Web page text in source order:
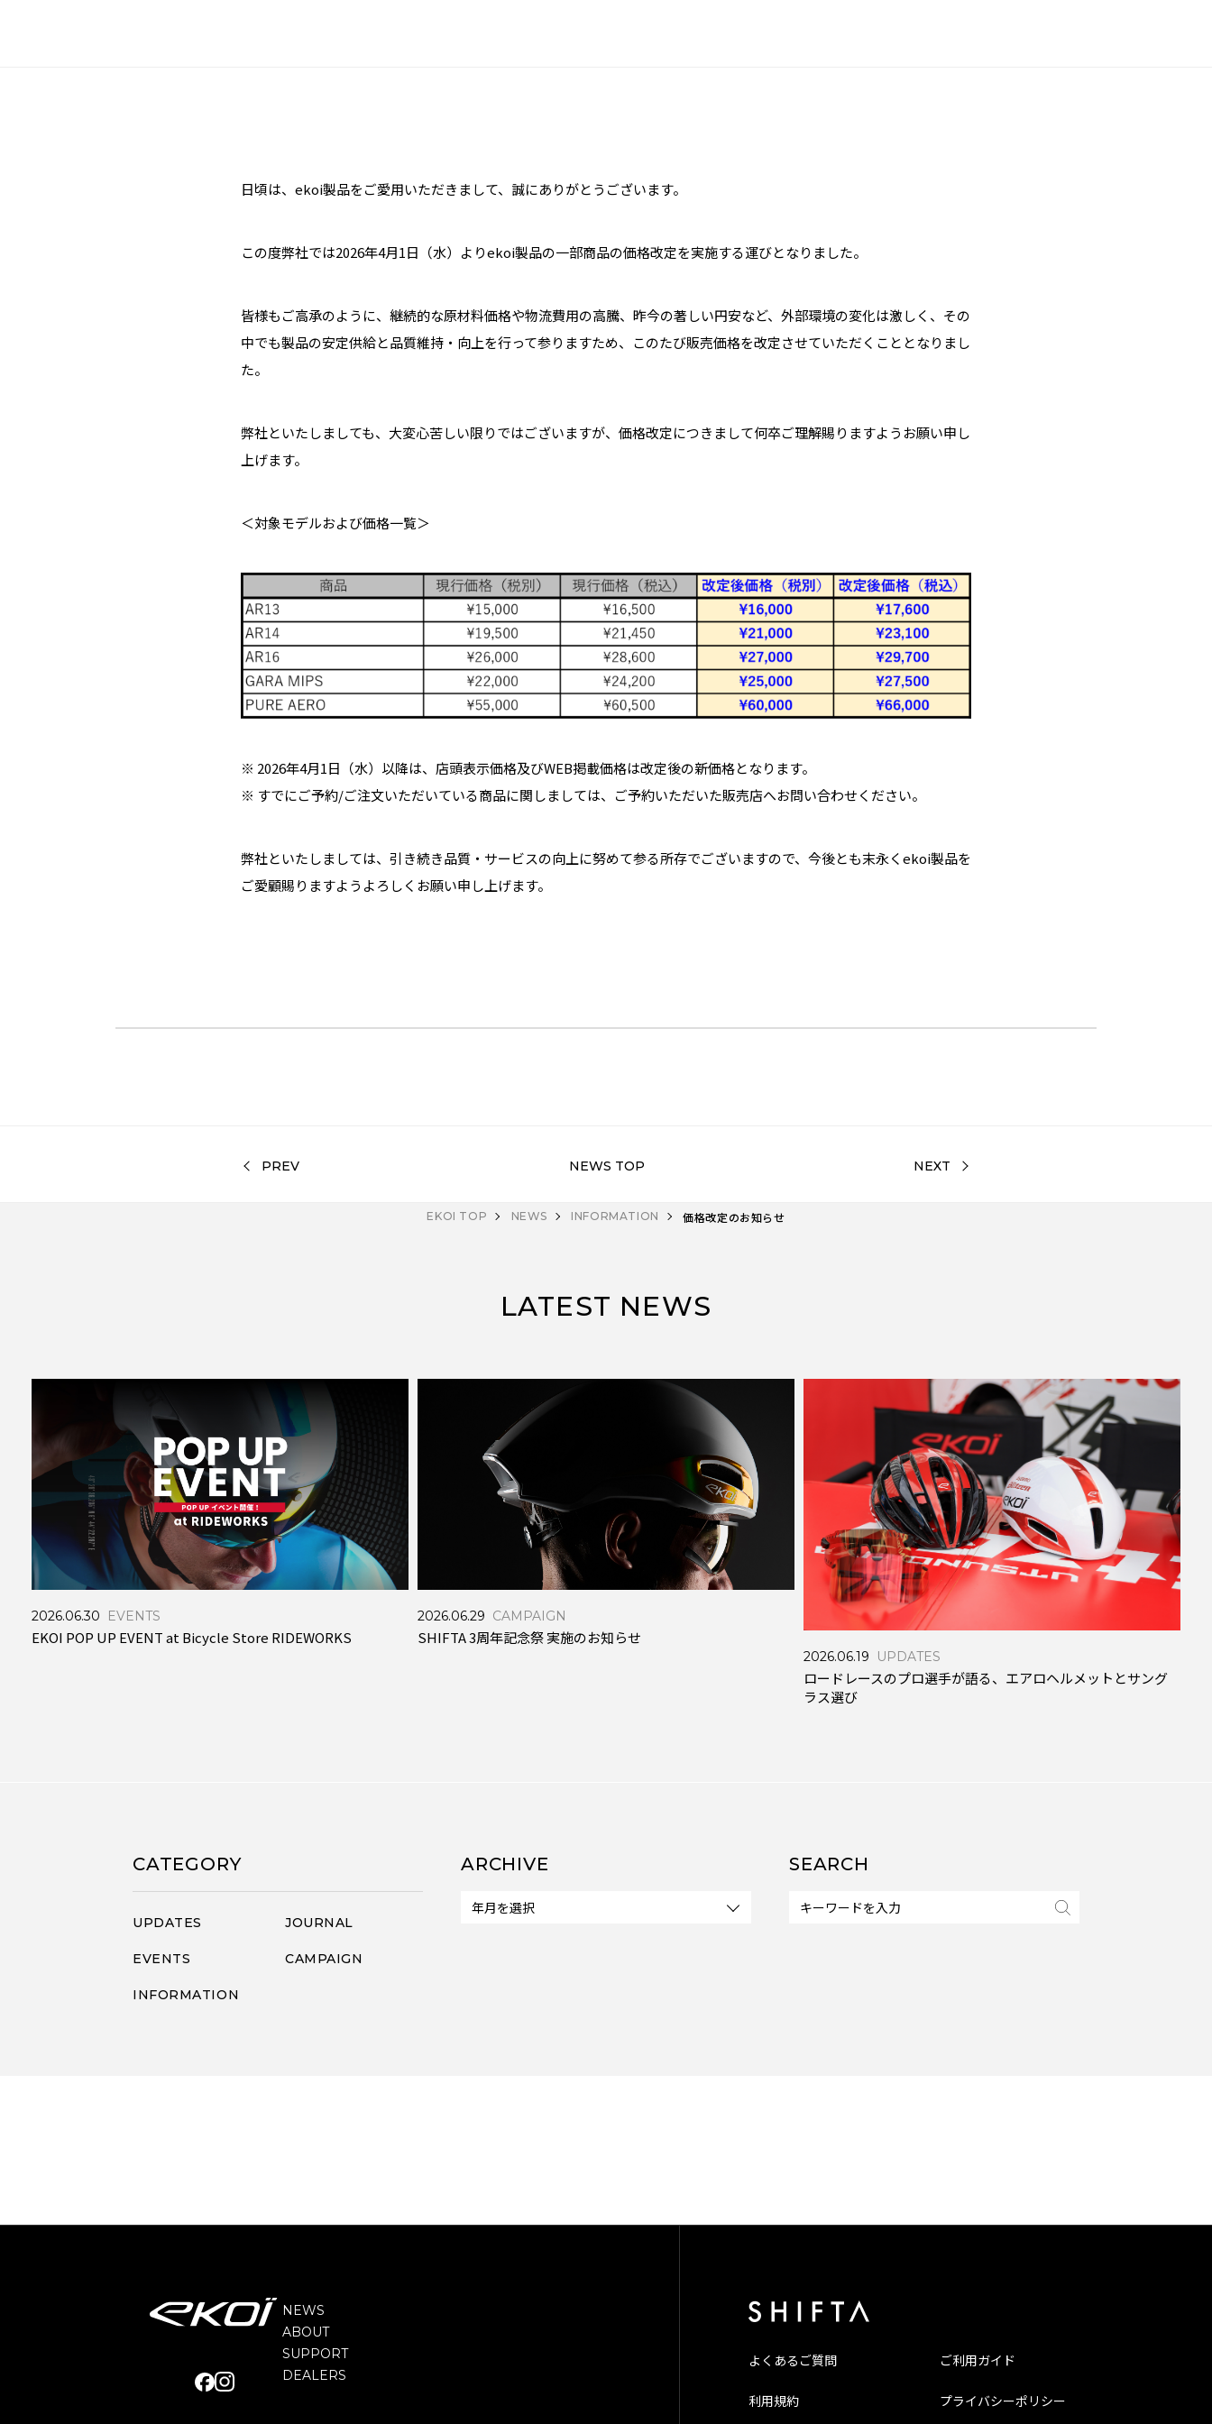
日頃は、ekoi製品をご愛用いただきまして、誠にありがとうございます。
この度弊社では2026年4月1日（水）よりekoi製品の一部商品の価格改定を実施する運びとなりました。
皆様もご高承のように、継続的な原材料価格や物流費用の高騰、昨今の著しい円安など、外部環境の変化は激しく、その
中でも製品の安定供給と品質維持・向上を行って参りますため、このたび販売価格を改定させていただくこととなりまし
た。
弊社といたしましても、大変心苦しい限りではございますが、価格改定につきまして何卒ご理解賜りますようお願い申し
上げます。
＜対象モデルおよび価格一覧＞
※ 2026年4月1日（水）以降は、店頭表示価格及びWEB掲載価格は改定後の新価格となります。
※ すでにご予約/ご注文いただいている商品に関しましては、ご予約いただいた販売店へお問い合わせください。
弊社といたしましては、引き続き品質・サービスの向上に努めて参る所存でございますので、今後とも末永くekoi製品を
ご愛顧賜りますようよろしくお願い申し上げます。
EKOI TOP NEWS INFORMATION 価格改定のお知らせ
PREV NEWS TOP NEXT
LATEST NEWS
2026.06.30 EVENTS
EKOI POP UP EVENT at Bicycle Store RIDEWORKS
2026.06.29 CAMPAIGN
SHIFTA 3周年記念祭 実施のお知らせ
2026.06.19 UPDATES
ロードレースのプロ選手が語る、エアロヘルメットとサング
ラス選び
CATEGORY
UPDATES JOURNAL
EVENTS CAMPAIGN
INFORMATION
ARCHIVE SEARCH
NEWS
ABOUT
SUPPORT
DEALERS
よくあるご質問 ご利用ガイド
利用規約 プライバシーポリシー